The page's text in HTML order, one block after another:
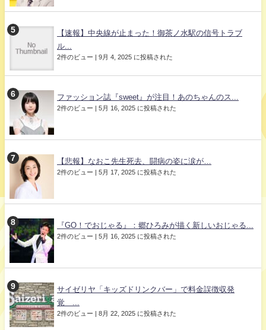
【速報】中央線が止まった！御茶ノ水駅の信号トラブ
ル...
2件のビュー | 9月 4, 2025 に投稿された
ファッション誌『sweet』が注目！あのちゃんのス...
2件のビュー | 5月 16, 2025 に投稿された
【悲報】なおこ先生死去、闘病の姿に涙が…
2件のビュー | 5月 17, 2025 に投稿された
『GO！でおじゃる』：郷ひろみが描く新しいおじゃる...
2件のビュー | 5月 16, 2025 に投稿された
サイゼリヤ「キッズドリンクバー」で料金誤徴収発
覚 ...
2件のビュー | 8月 22, 2025 に投稿された